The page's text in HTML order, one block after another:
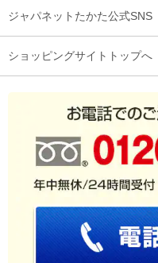
ジャパネットたかた公式SNS
ショッピングサイトトップへ